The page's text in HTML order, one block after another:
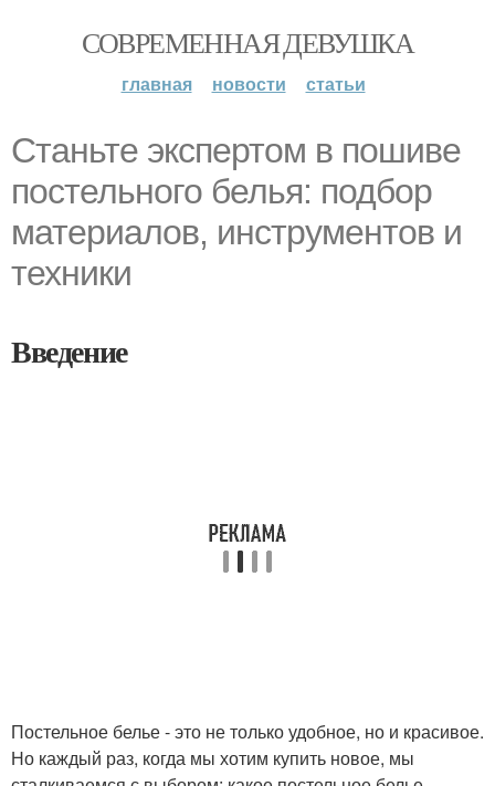
СОВРЕМЕННАЯ ДЕВУШКА
главная новости статьи
Станьте экспертом в пошиве
постельного белья: подбор
материалов, инструментов и
техники
Введение
Постельное белье - это не только удобное, но и красивое.
Но каждый раз, когда мы хотим купить новое, мы